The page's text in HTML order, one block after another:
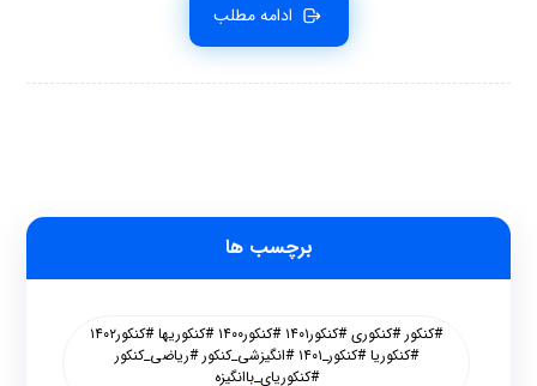
ادامه مطلب
برچسب ها
#کنکور #کنکوری #کنکور۱۴۰۱ #کنکور۱۴۰۰ #کنکوریها #کنکور۱۴۰۲
#کنکوریا #کنکور_۱۴۰۱ #انگیزشی_کنکور #ریاضی_کنکور
#کنکوریای_باانگیزه